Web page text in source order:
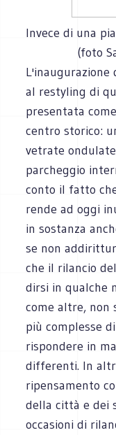
Invece di una
(foto
L'inaugurazione
al restyling di
presentata
centro storico:
vetrate
parcheggio
conto il fatto
rende ad oggi
in sostanza
se non
che il rilancio
dirsi in qualche
come altre, non
più complesse
rispondere in
differenti. In
ripensamento
della città e dei
occasioni di